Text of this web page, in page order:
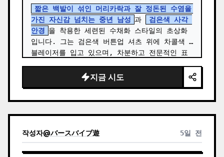
짧은 백발이 섞인 머리카락과 잘 정돈된 수염을
가진 자신감 넘치는 중년 남성 과
검은색 사각
안경 을 착용한 세련된 수채화 스타일의 초상화
입니다. 그는 검은색 버튼업 셔츠 위에 차콜색
블레이저를 입고 있으며, 차분하고 전문적인 표
작품은 사실적인 얼굴 묘사와 따뜻한 베이지, 회
색, 세피…
지금 시도
작성자@バースバイブ遊 5일 전